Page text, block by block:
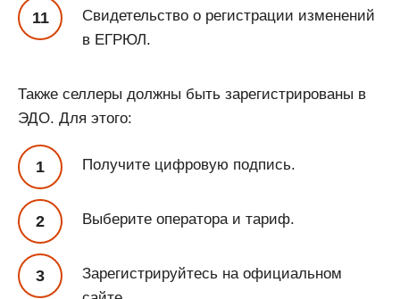
Свидетельство о регистрации изменений
в ЕГРЮЛ.
Также селлеры должны быть зарегистрированы в
ЭДО. Для этого:
Получите цифровую подпись.
Выберите оператора и тариф.
Зарегистрируйтесь на официальном